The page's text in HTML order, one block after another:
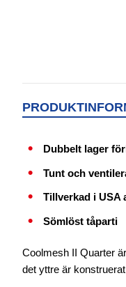
Dubbelt lager
Tunt och
Tillverkad i USA
Sömlöst tåparti
Coolmesh II Quarter
det yttre är